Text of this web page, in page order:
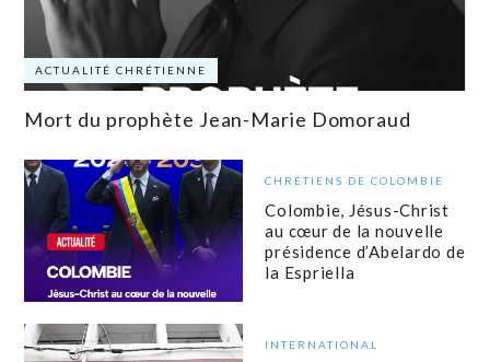
ACTUALITÉ CHRÉTIENNE
Mort du prophète Jean-Marie Domoraud
CHRÉTIENS DE COLOMBIE
Colombie, Jésus-Christ
au cœur de la nouvelle
présidence d’Abelardo de
la Espriella
INTERNATIONAL